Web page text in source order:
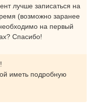
лучше записаться на
(возможно заранее
на первый
Спасибо!
иметь подробную